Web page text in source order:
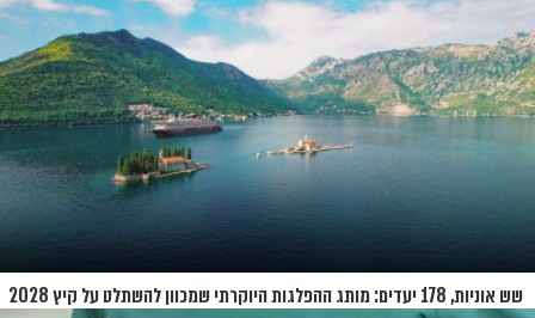
שש אוניות, 178 יעדים: מותג ההפלגות היוקרתי שמכוון להשתלט על קיץ 2028